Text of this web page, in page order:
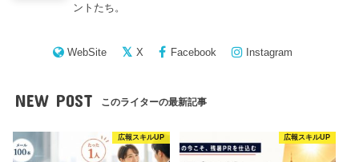
ントたち。
WebSite X Facebook Instagram
NEW POST このライターの最新記事
広報スキルUP 広報スキルUP